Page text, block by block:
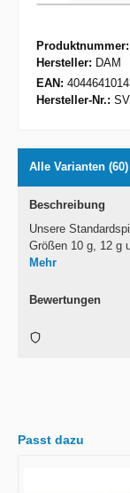
Produktnummer:
Hersteller: DAM
EAN:
Hersteller-Nr.:
Alle Varianten (60)
Beschreibung
Unsere
Größen 10 g, 12 g
Mehr
Bewertungen
Passt dazu